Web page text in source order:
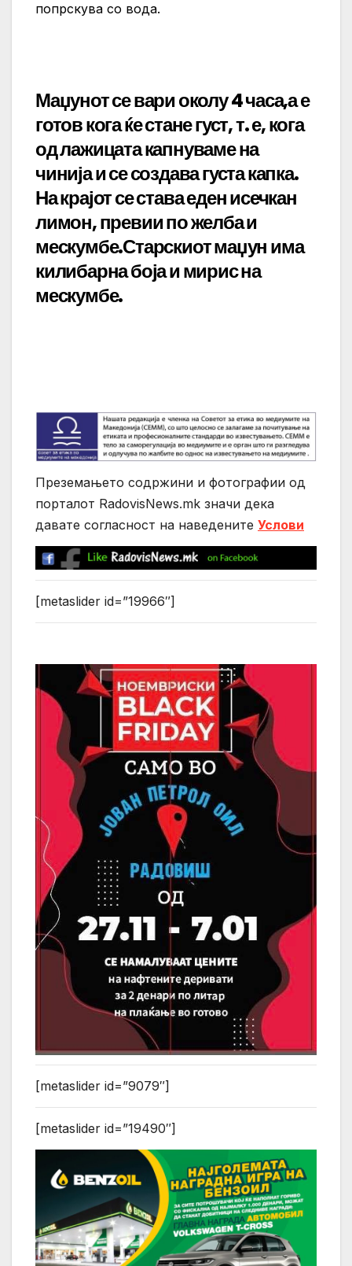
попрскува со вода.
Маџунот се вари околу 4 часа,а е
готов кога ќе стане густ, т. е, кога
од лажицата капнуваме на
чинија и се создава густа капка.
На крајот се става еден исечкан
лимон, превии по желба и
мескумбе.Старскиот маџун има
килибарна боја и мирис на
мескумбе.
Преземањето содржини и фотографии од
порталот RadovisNews.mk значи дека
давате согласност на нaведените Услови
[metaslider id=”19966″]
[metaslider id=”9079″]
[metaslider id=”19490″]